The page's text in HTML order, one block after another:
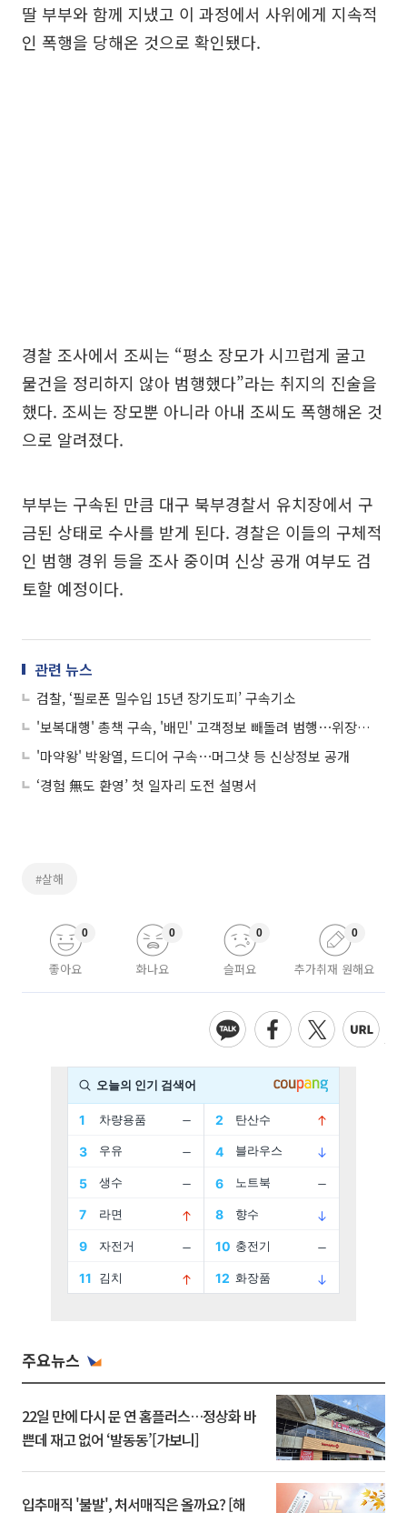
딸 부부와 함께 지냈고 이 과정에서 사위에게 지속적
인 폭행을 당해온 것으로 확인됐다.
경찰 조사에서 조씨는 “평소 장모가 시끄럽게 굴고
물건을 정리하지 않아 범행했다”라는 취지의 진술을
했다. 조씨는 장모뿐 아니라 아내 조씨도 폭행해온 것
으로 알려졌다.
부부는 구속된 만큼 대구 북부경찰서 유치장에서 구
금된 상태로 수사를 받게 된다. 경찰은 이들의 구체적
인 범행 경위 등을 조사 중이며 신상 공개 여부도 검
토할 예정이다.
관련 뉴스
검찰, ‘필로폰 밀수입 15년 장기도피’ 구속기소
'보복대행' 총책 구속, '배민' 고객정보 빼돌려 범행⋯위장취업까지
'마약왕' 박왕열, 드디어 구속⋯머그샷 등 신상정보 공개
‘경험 無도 환영’ 첫 일자리 도전 설명서
#살해
좋아요
0
화나요
0
슬퍼요
0
추가취재 원해요
0
주요뉴스
22일 만에 다시 문 연 홈플러스…정상화 바
쁜데 재고 없어 ‘발동동’[가보니]
입추매직 '불발', 처서매직은 올까요? [해